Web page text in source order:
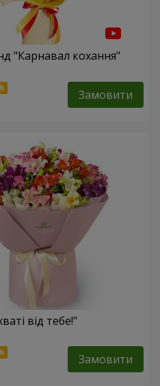
"Карнавал кохання"
Замовити
від тебе!"
Замовити